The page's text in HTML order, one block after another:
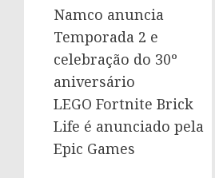
Namco anuncia
Temporada 2 e
celebração do 30º
aniversário
LEGO Fortnite Brick
Life é anunciado pela
Epic Games